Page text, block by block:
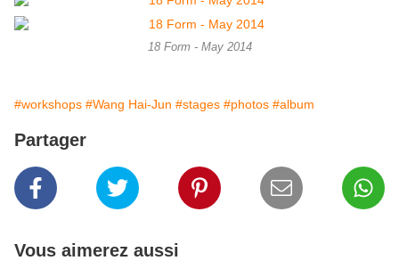
18 Form - May 2014
#workshops #Wang Hai-Jun #stages #photos #album
Partager
Vous aimerez aussi